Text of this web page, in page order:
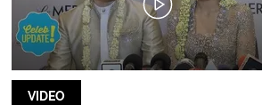
VIDEO